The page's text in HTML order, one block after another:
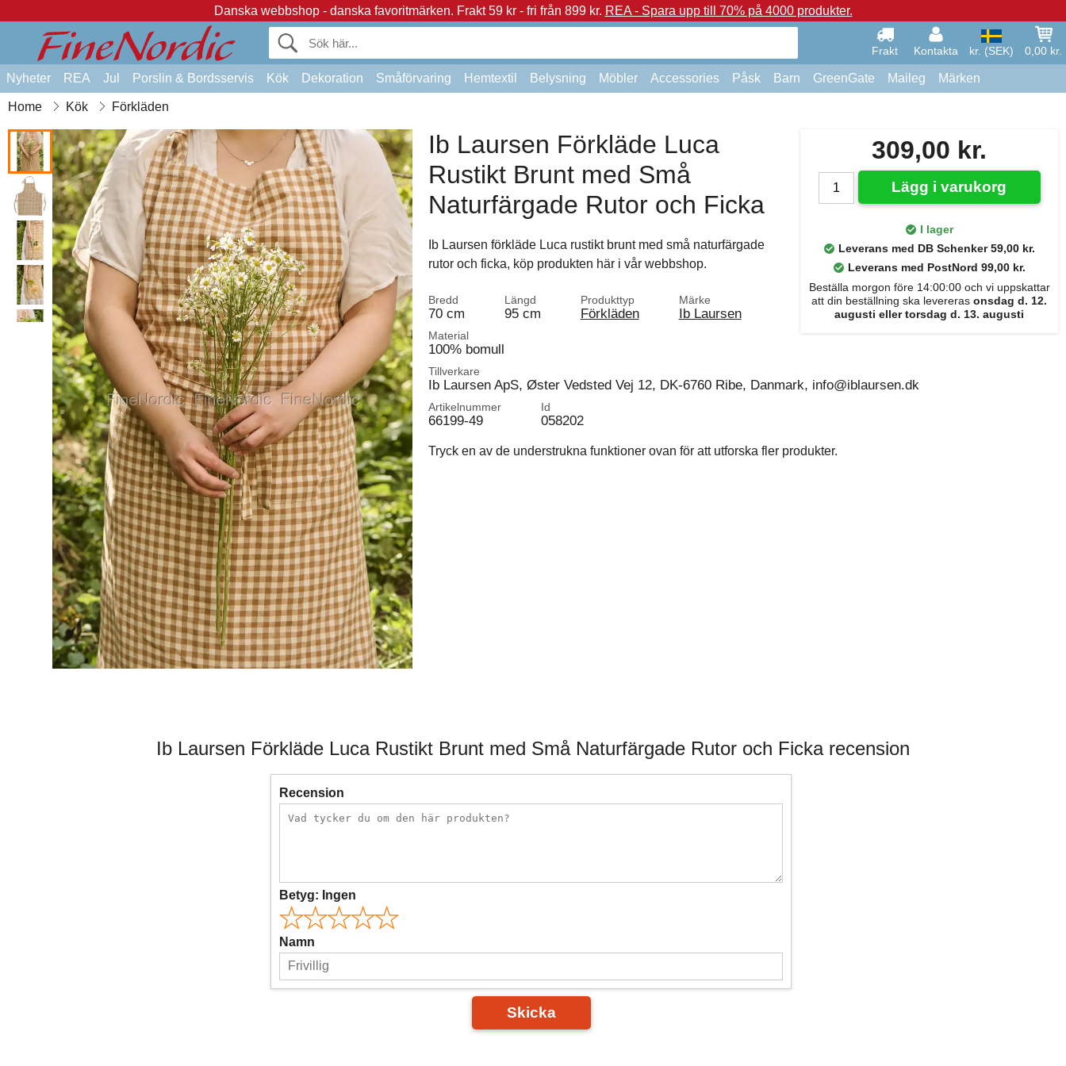
Danska webbshop - danska favoritmärken. Frakt 59 kr - fri från 899 kr. REA - Spara upp till 70% på 4000 produkter.
Frakt Kontakta kr. (SEK) 0,00 kr.
Nyheter REA Jul Porslin & Bordsservis Kök Dekoration Småförvaring Hemtextil Belysning Möbler Accessories Påsk Barn GreenGate Maileg Märken
Home Kök Förkläden
309,00 kr.
Lägg i varukorg
I lager
Leverans med DB Schenker 59,00 kr.
Leverans med PostNord 99,00 kr.
Beställa morgon före 14:00:00 och vi uppskattar
att din beställning ska levereras onsdag d. 12.
augusti eller torsdag d. 13. augusti
Ib Laursen Förkläde Luca
Rustikt Brunt med Små
Naturfärgade Rutor och Ficka
Ib Laursen förkläde Luca rustikt brunt med små naturfärgade
rutor och ficka, köp produkten här i vår webbshop.
Bredd
70 cm
Längd
95 cm
Produkttyp
Förkläden
Märke
Ib Laursen
Material
100% bomull
Tillverkare
Ib Laursen ApS, Øster Vedsted Vej 12, DK-6760 Ribe, Danmark, info@iblaursen.dk
Artikelnummer
66199-49
Id
058202
Tryck en av de understrukna funktioner ovan för att utforska fler produkter.
Ib Laursen Förkläde Luca Rustikt Brunt med Små Naturfärgade Rutor och Ficka recension
Recension
Betyg: Ingen
Namn
Skicka